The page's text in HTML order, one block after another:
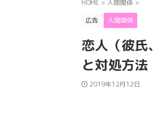
HOME > 人間関係 >
広告
人間関係
恋人（彼氏
と対処方法
2019年12月12日